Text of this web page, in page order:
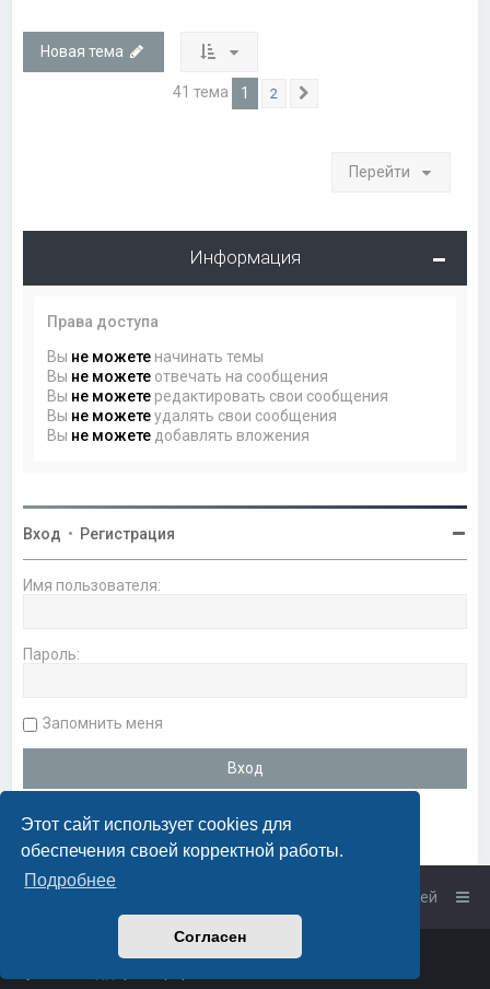
Этот сайт использует cookies для
обеспечения своей корректной работы.
Подробнее
Согласен
Новая тема
41 тема 1 2
Перейти
Информация
Права доступа
Вы не можете начинать темы
Вы не можете отвечать на сообщения
Вы не можете редактировать свои сообщения
Вы не можетеудалять свои сообщения
Вы не можете добавлять вложения
Вход • Регистрация
Имя пользователя:
Пароль:
Запомнить меня
Связаться с администрацией
phpBB
PlanetStyles